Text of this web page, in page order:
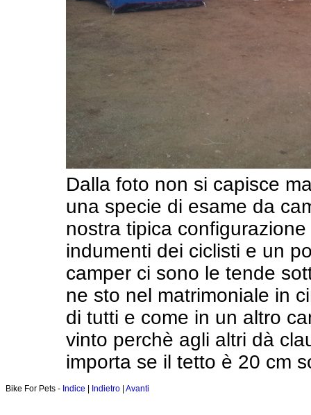
Dalla foto non si capisce
una specie di esame da
nostra tipica
indumenti dei ciclisti e un
camper ci sono le tende
ne sto nel matrimoniale in
di tutti e come in un altro
vinto perchè agli altri dà
importa se il tetto è 20 cm
Bike For Pets - Indice Indietro Avanti